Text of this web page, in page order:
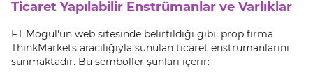
Ticaret Yapılabilir Enstrümanlar ve Varlıklar
FT Mogul'un web sitesinde belirtildiği gibi, prop firma
ThinkMarkets aracılığıyla sunulan ticaret enstrümanlarını
sunmaktadır. Bu semboller şunları içerir: